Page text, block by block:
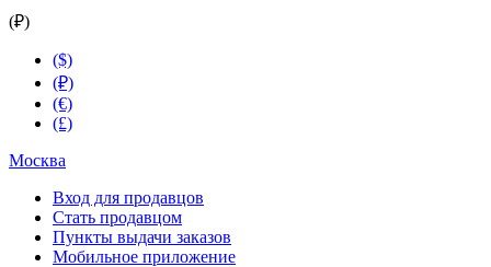
(₽)
($)
(₽)
(€)
(£)
Москва
Вход для продавцов
Стать продавцом
Пункты выдачи заказов
Мобильное приложение